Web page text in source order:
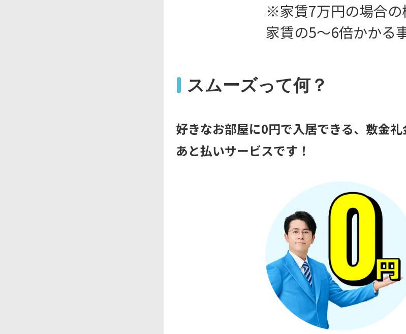
※家賃7万円の場合の
家賃の5〜6倍かかる
スムーズって何？
好きなお部屋に0円で入居できる、敷金
あと払いサービスです！